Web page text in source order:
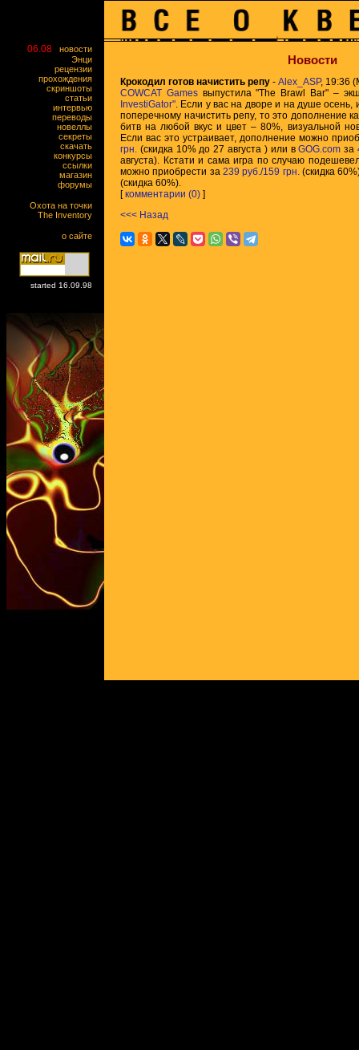
06.08
новости
Энци
рецензии
прохождения
скриншоты
статьи
интервью
переводы
новеллы
секреты
скачать
конкурсы
ссылки
магазин
форумы
Охота на точки
The Inventory
о сайте
started 16.09.98
Новости
Крокодил готов начистить репу - Alex_ASP, 19:36
COWCAT Gamesвыпустила "The Brawl Bar" –
InvestiGator". Если у вас на дворе и на душе осень,
поперечному начистить репу, то это дополнение
битв на любой вкус и цвет – 80%, визуальной
Если вас это устраивает, дополнение можно
грн. (скидка 10% до 27 августа ) или вGOG.com за
августа). Кстати и сама игра по случаю
можно приобрести за 239 руб./159 грн.(скидка
(скидка 60%).
[комментарии (0) ]
<<< Назад